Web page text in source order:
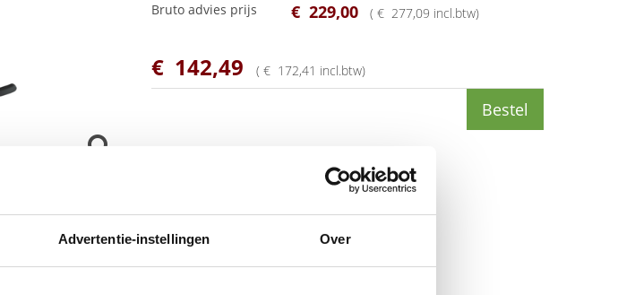
Advertentie-instellingen Over
Bruto advies prijs
€ 229,00 ( € 277,09 incl.btw)
€ 142,49 ( € 172,41 incl.btw)
Bestel